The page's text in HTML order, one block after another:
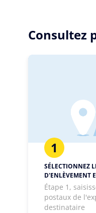
Consultez
1
SÉLECTIONNEZ
D'ENLÈVEMENT
Étape 1,
postaux de
destinataire